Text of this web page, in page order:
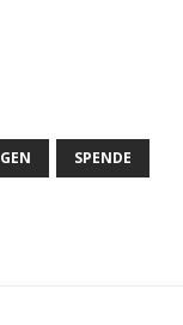
SPENDE